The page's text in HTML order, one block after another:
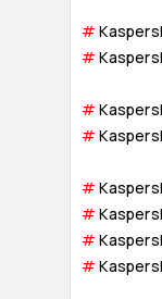
#
#
#
#
#
#
#
#